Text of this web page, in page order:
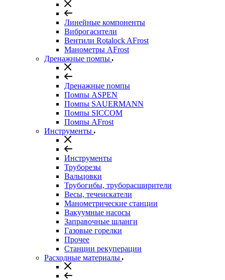
Линейные компоненты
Виброгасители
Вентили Rotalock AFrost
Манометры AFrost
Дренажные помпы
Дренажные помпы
Помпы ASPEN
Помпы SAUERMANN
Помпы SICCOM
Помпы AFrost
Инструменты
Инструменты
Труборезы
Вальцовки
Трубогибы, труборасширители
Весы, течеискатели
Манометрические станции
Вакуумные насосы
Заправочные шланги
Газовые горелки
Прочее
Станции рекуперации
Расходные материалы